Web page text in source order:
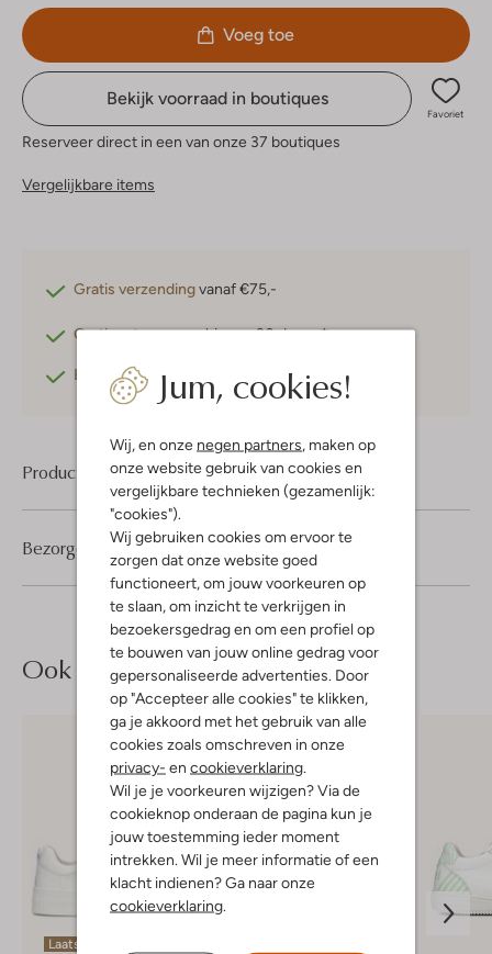
Jum, cookies!
Wij, en onze negen partners, maken op
onze website gebruik van cookies en
vergelijkbare technieken (gezamenlijk:
"cookies").
Wij gebruiken cookies om ervoor te
zorgen dat onze website goed
functioneert, om jouw voorkeuren op
te slaan, om inzicht te verkrijgen in
bezoekersgedrag en om een profiel op
te bouwen van jouw online gedrag voor
gepersonaliseerde advertenties. Door
op "Accepteer alle cookies" te klikken,
ga je akkoord met het gebruik van alle
cookies zoals omschreven in onze
privacy- en cookieverklaring.
Wil je je voorkeuren wijzigen? Via de
cookieknop onderaan de pagina kun je
jouw toestemming ieder moment
intrekken. Wil je meer informatie of een
klacht indienen? Ga naar onze
cookieverklaring.
Voeg toe
Bekijk voorraad in boutiques
Favoriet
Reserveer direct in een van onze 37 boutiques
Vergelijkbare items
Gratis verzendingvanaf €75,-
Gratis retournerenbinnen 30 dagen*
Betaal achteraf
Product informatie
Bezorgen & retourneren
Ook iets voor jou?
Laatste item